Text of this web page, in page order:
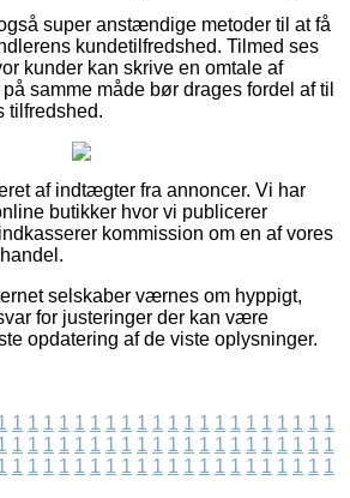
super anstændige metoder til at få
kundetilfredshed. Tilmed ses
kunder kan skrive en omtale af
samme måde bør drages fordel af til
tilfredshed.
af indtægter fra annoncer. Vi har
butikker hvor vi publicerer
kommission om en af vores
selskaber værnes om hyppigt,
for justeringer der kan være
opdatering af de viste oplysninger.
1 1 1 1 1 1 1 1 1 1 1 1 1 1 1 1 1 1 1 1 1
1 1 1 1 1 1 1 1 1 1 1 1 1 1 1 1 1 1 1 1 1
1 1 1 1 1 1 1 1 1 1 1 1 1 1 1 1 1 1 1 1 1